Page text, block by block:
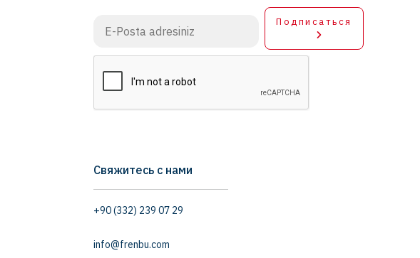
Подписаться
Свяжитесь с нами
+90 (332) 239 07 29
info@frenbu.com